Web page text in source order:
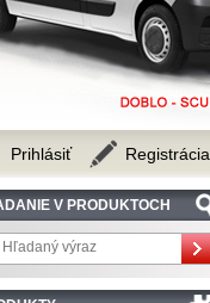
V PRODUKTOCH
Prihlásiť Registrácia